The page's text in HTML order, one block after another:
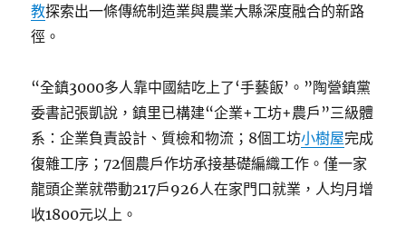
教探索出一條傳統制造業與農業大縣深度融合的新路
徑。
“全鎮3000多人靠中國結吃上了‘手藝飯’。”陶營鎮黨
委書記張凱說，鎮里已構建“企業+工坊+農戶”三級體
系：企業負責設計、質檢和物流；8個工坊小樹屋完成
復雜工序；72個農戶作坊承接基礎編織工作。僅一家
龍頭企業就帶動217戶926人在家門口就業，人均月增
收1800元以上。